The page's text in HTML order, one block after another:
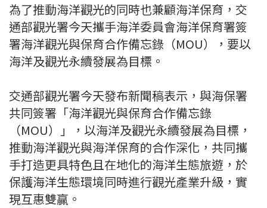
為了推動海洋觀光的同時也兼顧海洋保育，交
通部觀光署今天攜手海洋委員會海洋保育署簽
署海洋觀光與保育合作備忘錄（MOU），要以
海洋及觀光永續發展為目標。
交通部觀光署今天發布新聞稿表示，與海保署
共同簽署「海洋觀光與保育合作備忘錄
（MOU）」，以海洋及觀光永續發展為目標，
推動海洋觀光與海洋保育的合作深化，共同攜
手打造更具特色且在地化的海洋生態旅遊，於
保護海洋生態環境同時進行觀光產業升級，實
現互惠雙贏。